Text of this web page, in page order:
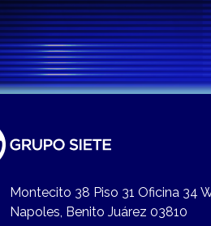
Montecito 38 Piso 31 Oficina 34
Napoles, Benito Juárez 03810